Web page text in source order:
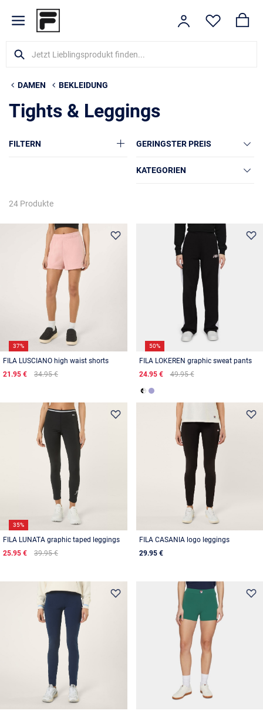
DAMEN BEKLEIDUNG
Tights & Leggings
FILTERN GERINGSTER PREIS
KATEGORIEN
24 Produkte
37%
FILA LUSCIANO high waist shorts
21.95 €
34.95 €
50%
FILA LOKEREN graphic sweat pants
24.95 €
49.95 €
35%
FILA LUNATA graphic taped leggings
25.95 €
39.95 €
FILA CASANIA logo leggings
29.95 €